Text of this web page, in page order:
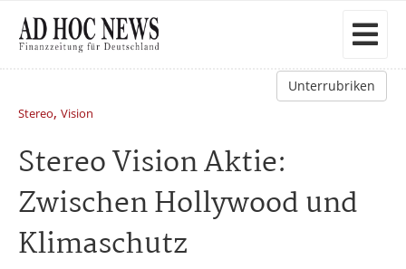
Unterrubriken
Stereo, Vision
Stereo Vision Aktie:
Zwischen Hollywood und
Klimaschutz